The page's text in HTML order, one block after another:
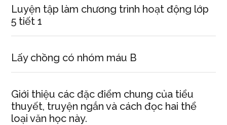
Luyện tập làm chương trình hoạt động lớp
5 tiết 1
Lấy chồng có nhóm máu B
Giới thiệu các đặc điểm chung của tiểu
thuyết, truyện ngắn và cách đọc hai thể
loại văn học này.